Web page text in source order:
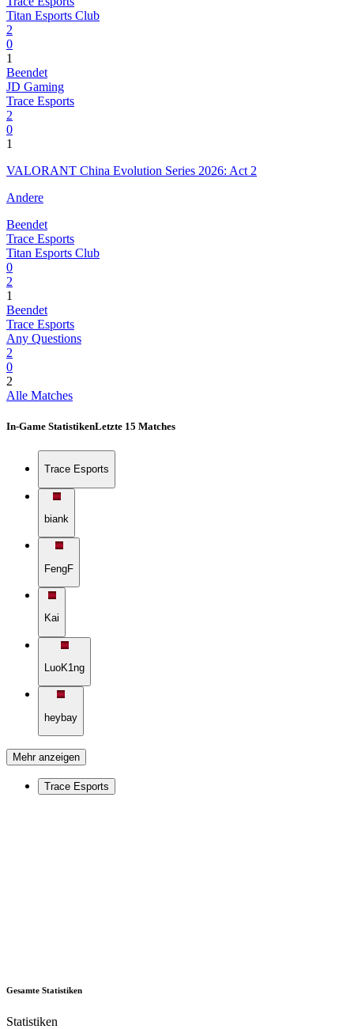
Titan Esports Club
2
0
1
Beendet
JD Gaming
Trace Esports
2
0
1
VALORANT China Evolution Series 2026: Act 2
Andere
Beendet
Trace Esports
Titan Esports Club
0
2
1
Beendet
Trace Esports
Any Questions
2
0
2
Alle Matches
In-Game StatistikenLetzte 15 Matches
Trace Esports
biank
FengF
Kai
LuoK1ng
heybay
Mehr anzeigen
Trace Esports
Gesamte Statistiken
Statistiken